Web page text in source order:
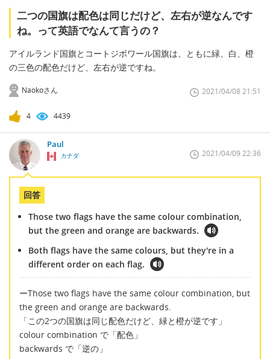
二つの国旗は配色は同じだけど、左右が逆なんです
ね。って英語でなんて言うの？
アイルランド国旗とコートジボワール国旗は、ともに緑、白、橙
の三色の配色だけど、左右が逆ですね。
Naokoさん 2021/04/08 21:51
4 4439
Paul
カナダ 2021/04/09 22:36
回答
Those two flags have the same colour combination,
but the green and orange are backwards.
Both flags have the same colours, but they're in a
different order on each flag.
ーThose two flags have the same colour combination, but
the green and orange are backwards.
「この2つの国旗は同じ配色だけど、緑と橙が逆です」
colour combination で「配色」
backwards で「逆の」